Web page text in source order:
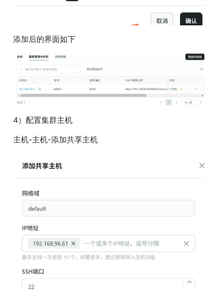
添加后的界面如下
4）配置集群主机
主机-主机-添加共享主机